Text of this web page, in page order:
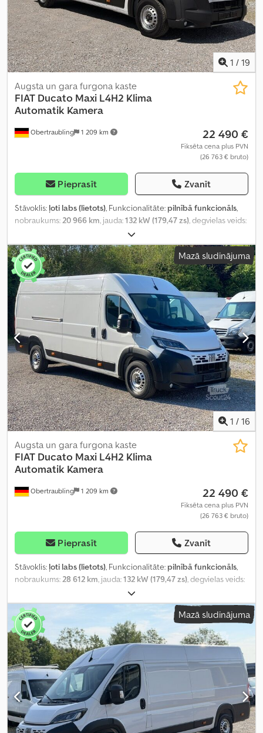
1 / 19
Obertraubling 1 209 km
Augsta un gara furgona kaste
FIAT Ducato Maxi L4H2 Klima
Automatik Kamera
22 490 €
Fiksēta cena plus PVN
(26 763 € bruto)
Pieprasīt Zvanīt
Stāvoklis: ļoti labs (lietots), Funkcionalitāte: pilnībā funkcionāls,
nobraukums:20 966 km, jauda:132 kW (179,47 zs), degvielas veids:
, pārnesuma veids:automātisks
3 500 kg, tukšais svars:2 255 kg, maksimālā kravnesība:1 245 kg,
pirmā reģistrācija:11/2024, nākamā pārbaude (TÜV):05/2028,
krautuves garums:4 070 mm , iekraušanas vietas platums:1 870
mm, iekraušanas telpas augstums: 1 932 mm, emisijas klase: Euro
6, krāsa:balts, sēdvietu skaits:3, iepriekšējo īpašnieku skaits:1,
Ražošanas gads:
, Aprīkojums:ABS, automobiļa reģistrācija,
borta dators, bīdāmās durvis, centrālā atslēga, elektroniskā
stabilitātes programma (ESP), gaisa kondicionēšana, gaisa
spilvens, imobilaizersistēma, kravas automašīnas reģistrācija,
kruīza kontrole, kvēpu filtrs, lietota transportlīdzekļa garantija,
miglas lukturi, navigācijas sistēma, papildu priekšējie lukturi,
stāvvietas sensori, stūres pastiprinātājs, vissezonu riepas,
Mazā sludinājuma
1 / 16
Obertraubling 1 209 km
Augsta un gara furgona kaste
FIAT Ducato Maxi L4H2 Klima
Automatik Kamera
22 490 €
Fiksēta cena plus PVN
(26 763 € bruto)
Pieprasīt Zvanīt
Stāvoklis: ļoti labs (lietots), Funkcionalitāte: pilnībā funkcionāls,
nobraukums:28 612 km, jauda:132 kW (179,47 zs), degvielas veids:
, pārnesuma veids:automātisks
3 500 kg, tukšais svars:2 255 kg, maksimālā kravnesība:1 245 kg,
pirmā reģistrācija:
, nākamā pārbaude (TÜV):05/2028,
krautuves garums:4 070 mm, iekraušanas vietas platums:
mm, iekraušanas telpas augstums:1 932 mm , emisijas klase:Euro
6, krāsa:balts, sēdvietu skaits:3, iepriekšējo īpašnieku skaits:
Ražošanas gads:2024, Aprīkojums:ABS, automobiļa reģistrācija,
borta dators, bīdāmās durvis, centrālā atslēga, elektroniskā
stabilitātes programma (ESP), gaisa kondicionēšana, gaisa
spilvens, imobilaizersistēma, kravas automašīnas reģistrācija,
kruīza kontrole, kvēpu filtrs, lietota transportlīdzekļa garantija,
miglas lukturi, navigācijas sistēma, papildu priekšējie lukturi,
Mazā sludinājuma